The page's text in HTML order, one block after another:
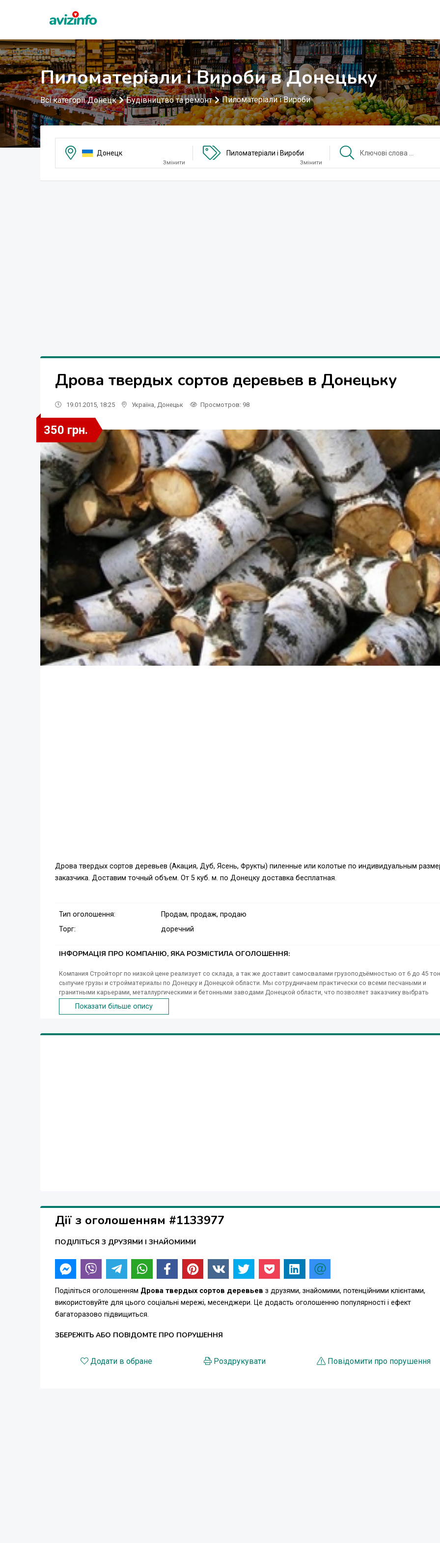
Пиломатеріали і Вироби в Донецьку
Всі категорії Донецк Будівництво та ремонт Пиломатеріали і Вироби
Донецк
Змінити
Пиломатеріали і Вироби
Змінити
Дрова твердых сортов деревьев в Донецьку
19.01.2015, 18:25 Україна Донецьк Просмотров: 98
350 грн.
Дрова твердых сортов деревьев (Акация, Дуб, Ясень, Фрукты) пиленные или колотые по индивидуальным
заказчика. Доставим точный объем. От 5 куб. м. по Донецку доставка бесплатная.
Тип оголошення:
Продам, продаж, продаю
Торг:
доречний
ІНФОРМАЦІЯ ПРО КОМПАНІЮ, ЯКА РОЗМІСТИЛА ОГОЛОШЕННЯ:
Компания Стройторг по низкой цене реализует со склада, а так же доставит самосвалами грузоподъёмностью от 6 до 45
сыпучие грузы и стройматериалы по Донецку и Донецкой области. Мы сотрудничаем практически со всеми песчаными и
гранитными карьерами, металлургическими и бетонными заводами Донецкой области, что позволяет заказчику выбрать
нужный материал по максимально низкой цене в Донецке и области. Предлагаем широкий ассортимент стройматериалов :
гранитный щебень всех фракций: щебень гранитный 3-5; 5-10; 5-20; 20-40; 25-60; 40-70, крошка гранитная, щебень доломитный 3-
Показати більше опису
Дії з оголошенням #1133977
ПОДІЛІТЬСЯ З ДРУЗЯМИ І ЗНАЙОМИМИ
Поділіться оголошенням Дрова твердых сортов деревьев з друзями, знайомими, потенційними клієнтами,
використовуйте для цього соціальні мережі, месенджери. Це додасть оголошенню популярності і ефект
багаторазово підвищиться.
ЗБЕРЕЖІТЬ АБО ПОВІДОМТЕ ПРО ПОРУШЕННЯ
Додати в обране Роздрукувати Повідомити про порушення